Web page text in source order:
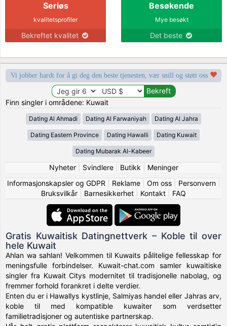
Seriøs
kvalitetsprofiler
Bekreftet kvalitet
Besøkende
Mye besøkt
Det beste
Vi jobber hardt for å gi deg den beste tjenesten, vær snill og støtt oss
Finn singler i områdene: Kuwait
Dating Al Ahmadi Dating Al Farwaniyah Dating Al Jahra
Dating Eastern Province Dating Hawalli Dating Kuwait
Dating Mubarak Al-Kabeer
Nyheter| Svindlere| Butikk
Meninger
Informasjonskapsler og GDPR
Reklame| Om oss| Personvern|
Bruksvilkår
Barnesikkerhet Kontakt FAQ
Gratis Kuwaitisk Datingnettverk – Koble til over
hele Kuwait
Ahlan wa sahlan! Velkommen til Kuwaits pålitelige fellesskap for
meningsfulle forbindelser. Kuwait-chat.com samler kuwaitiske
singler fra Kuwait Citys modernitet til tradisjonelle nabolag, og
fremmer forhold forankret i delte verdier.
Enten du er i Hawallys kystlinje, Salmiyas handel eller Jahras arv,
koble til med kompatible kuwaiter som verdsetter
familietradisjoner og autentiske partnerskap.